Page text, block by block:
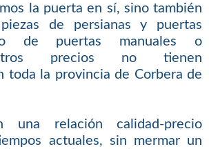
la puerta en sí, sino también
de persianas y puertas
o de puertas manuales o
precios no tienen
toda la provincia de Corbera de
una relación calidad-precio
actuales, sin mermar un